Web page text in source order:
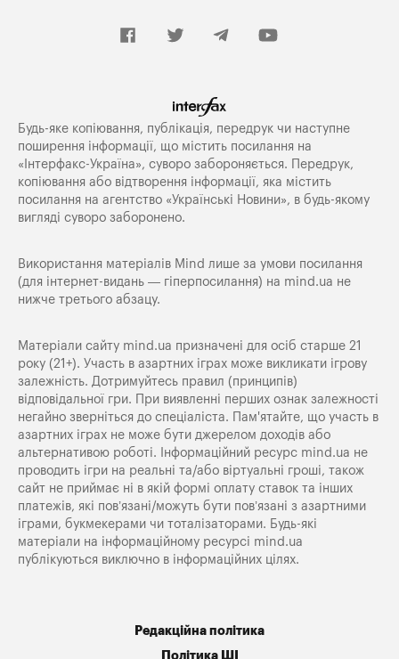
Будь-яке копiювання, публiкацiя, передрук чи наступне
поширення iнформацiї, що мiстить посилання на
«Iнтерфакс-Україна», суворо забороняється. Передрук,
копіювання або відтворення інформації, яка містить
посилання на агентство «Українські Новини», в будь-якому
вигляді суворо заборонено.
Використання матеріалів Mind лише за умови посилання
(для інтернет-видань — гіперпосилання) на mind.ua не
нижче третього абзацу.
Матеріали сайту mind.ua призначені для осіб старше 21
року (21+). Участь в азартних іграх може викликати ігрову
залежність. Дотримуйтесь правил (принципів)
відповідальної гри. При виявленні перших ознак залежності
негайно зверніться до спеціаліста. Пам'ятайте, що участь в
азартних іграх не може бути джерелом доходів або
альтернативою роботі. Інформаційний ресурс mind.ua не
проводить ігри на реальні та/або віртуальні гроші, також
сайт не приймає ні в якій формі оплату ставок та інших
платежів, які пов’язані/можуть бути пов’язані з азартними
іграми, букмекерами чи тоталізаторами. Будь-які
матеріали на інформаційному ресурсі mind.ua
публікуються виключно в інформаційних цілях.
Редакційна політика
Політика ШІ